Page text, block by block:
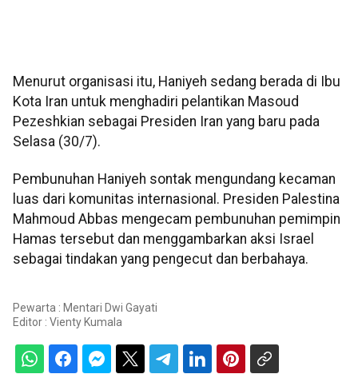
Menurut organisasi itu, Haniyeh sedang berada di Ibu
Kota Iran untuk menghadiri pelantikan Masoud
Pezeshkian sebagai Presiden Iran yang baru pada
Selasa (30/7).
Pembunuhan Haniyeh sontak mengundang kecaman
luas dari komunitas internasional. Presiden Palestina
Mahmoud Abbas mengecam pembunuhan pemimpin
Hamas tersebut dan menggambarkan aksi Israel
sebagai tindakan yang pengecut dan berbahaya.
Pewarta : Mentari Dwi Gayati
Editor : Vienty Kumala